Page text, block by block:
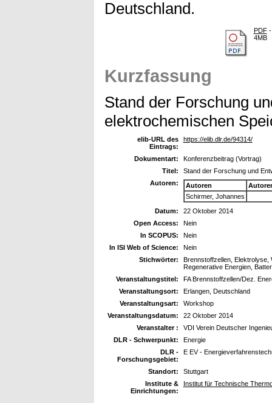
Deutschland.
PDF-
4MB
Kurzfassung
Stand der Forschung
elektrochemischen
elib-URL des
Eintrags:
https://elib.dlr.de/94314/
Dokumentart:
Konferenzbeitrag (Vortrag)
Titel:
Stand der Forschung und
Autoren:
Autoren
Schirmer, Johannes
Datum:
22 Oktober 2014
Open Access:
Nein
In SCOPUS:
Nein
In ISI Web of Science:
Nein
Stichwörter:
Brennstoffzellen, Elektrolyse,
Regenerative Energien,
Veranstaltungstitel:
FA Brennstoffzellen/Dez.
Veranstaltungsort:
Erlangen, Deutschland
Veranstaltungsart:
Workshop
Veranstaltungsdatum:
22 Oktober 2014
Veranstalter :
VDI Verein Deutscher
DLR - Schwerpunkt:
Energie
DLR -
Forschungsgebiet:
E EV -
Standort:
Stuttgart
Institute &
Einrichtungen:
Institut für Technische